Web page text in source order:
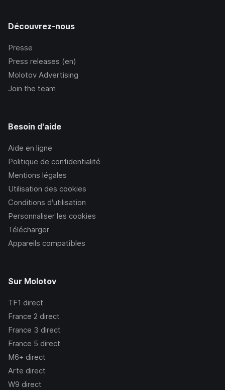
Découvrez-nous
Presse
Press releases (en)
Molotov Advertising
Join the team
Besoin d'aide
Aide en ligne
Politique de confidentialité
Mentions légales
Utilisation des cookies
Conditions d’utilisation
Personnaliser les cookies
Télécharger
Appareils compatibles
Sur Molotov
TF1 direct
France 2 direct
France 3 direct
France 5 direct
M6+ direct
Arte direct
W9 direct